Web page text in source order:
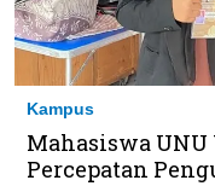
Kampus
Mahasiswa
Percepatan